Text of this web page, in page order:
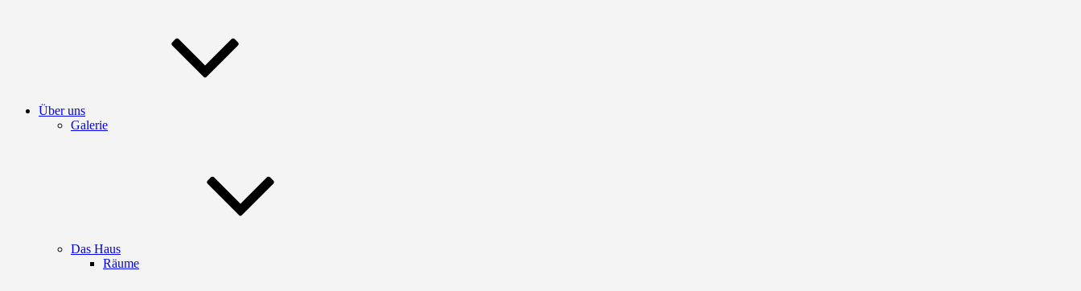
Über uns
Galerie
Das Haus
Räume